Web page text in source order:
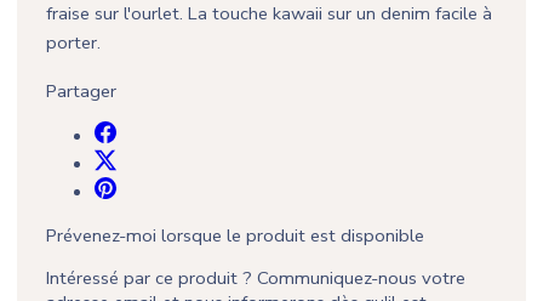
fraise sur l'ourlet. La touche kawaii sur un denim facile à
porter.
Partager
Prévenez-moi lorsque le produit est disponible
Intéressé par ce produit ? Communiquez-nous votre